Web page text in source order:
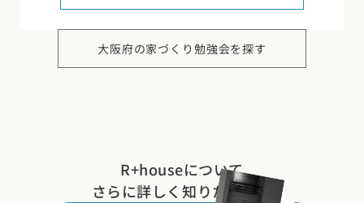
大阪府の家づくり勉強会を探す
R+houseについて
さらに詳しく知りたい方は